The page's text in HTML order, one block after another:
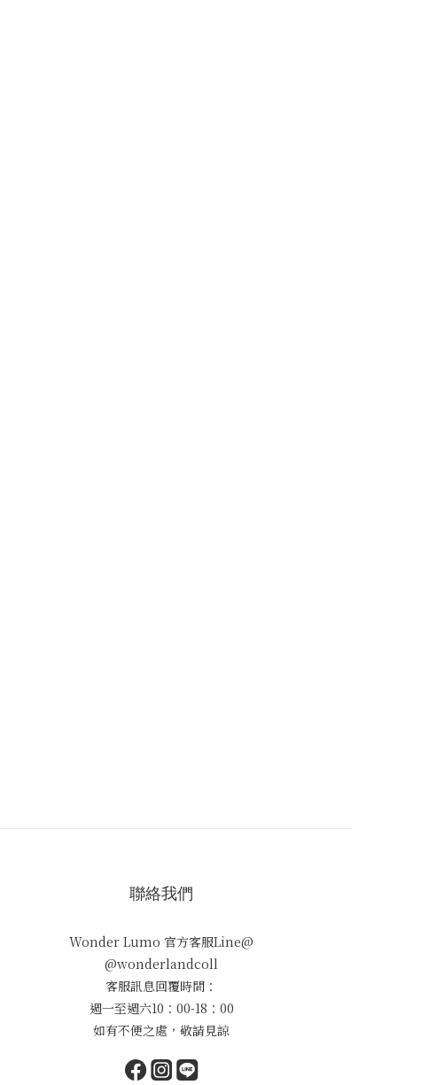
聯絡我們
Wonder Lumo 官方客服Line@
@wonderlandcoll
客服訊息回覆時間：
週一至週六10：00-18：00
如有不便之處，敬請見諒